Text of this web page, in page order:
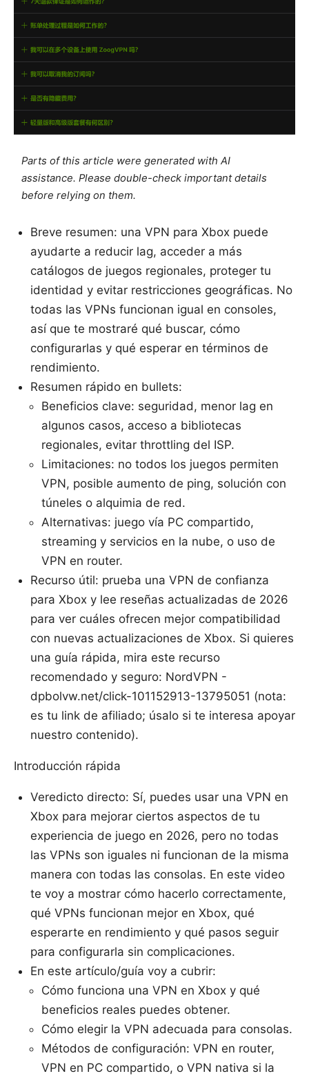
Parts of this article were generated with AI
assistance. Please double-check important details
before relying on them.
Breve resumen: una VPN para Xbox puede
ayudarte a reducir lag, acceder a más
catálogos de juegos regionales, proteger tu
identidad y evitar restricciones geográficas. No
todas las VPNs funcionan igual en consoles,
así que te mostraré qué buscar, cómo
configurarlas y qué esperar en términos de
rendimiento.
Resumen rápido en bullets:
Beneficios clave: seguridad, menor lag en
algunos casos, acceso a bibliotecas
regionales, evitar throttling del ISP.
Limitaciones: no todos los juegos permiten
VPN, posible aumento de ping, solución con
túneles o alquimia de red.
Alternativas: juego vía PC compartido,
streaming y servicios en la nube, o uso de
VPN en router.
Recurso útil: prueba una VPN de confianza
para Xbox y lee reseñas actualizadas de 2026
para ver cuáles ofrecen mejor compatibilidad
con nuevas actualizaciones de Xbox. Si quieres
una guía rápida, mira este recurso
recomendado y seguro: NordVPN -
dpbolvw.net/click-101152913-13795051 (nota:
es tu link de afiliado; úsalo si te interesa apoyar
nuestro contenido).
Introducción rápida
Veredicto directo: Sí, puedes usar una VPN en
Xbox para mejorar ciertos aspectos de tu
experiencia de juego en 2026, pero no todas
las VPNs son iguales ni funcionan de la misma
manera con todas las consolas. En este video
te voy a mostrar cómo hacerlo correctamente,
qué VPNs funcionan mejor en Xbox, qué
esperarte en rendimiento y qué pasos seguir
para configurarla sin complicaciones.
En este artículo/guía voy a cubrir:
Cómo funciona una VPN en Xbox y qué
beneficios reales puedes obtener.
Cómo elegir la VPN adecuada para consolas.
Métodos de configuración: VPN en router,
VPN en PC compartido, o VPN nativa si la